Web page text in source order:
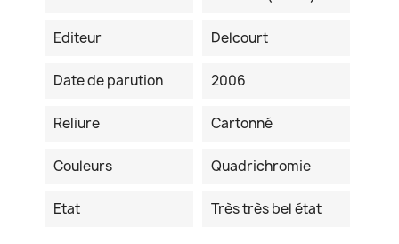
Editeur Delcourt
Date de parution 2006
Reliure Cartonné
Couleurs Quadrichromie
Etat Très très bel état